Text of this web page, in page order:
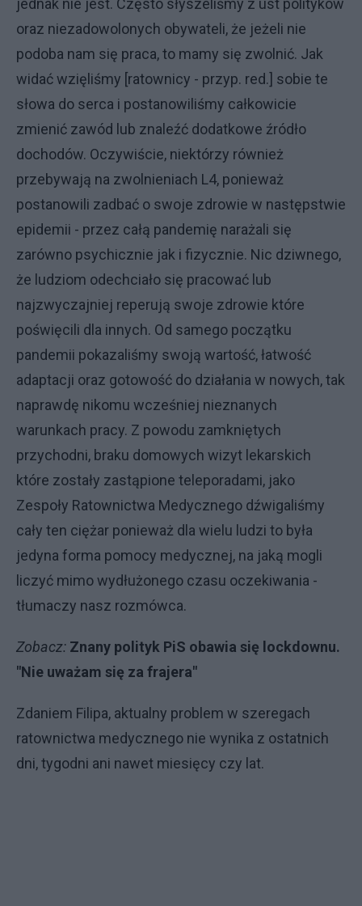
jednak nie jest. Często słyszeliśmy z ust polityków
oraz niezadowolonych obywateli, że jeżeli nie
podoba nam się praca, to mamy się zwolnić. Jak
widać wzięliśmy [ratownicy - przyp. red.] sobie te
słowa do serca i postanowiliśmy całkowicie
zmienić zawód lub znaleźć dodatkowe źródło
dochodów. Oczywiście, niektórzy również
przebywają na zwolnieniach L4, ponieważ
postanowili zadbać o swoje zdrowie w następstwie
epidemii - przez całą pandemię narażali się
zarówno psychicznie jak i fizycznie. Nic dziwnego,
że ludziom odechciało się pracować lub
najzwyczajniej reperują swoje zdrowie które
poświęcili dla innych. Od samego początku
pandemii pokazaliśmy swoją wartość, łatwość
adaptacji oraz gotowość do działania w nowych, tak
naprawdę nikomu wcześniej nieznanych
warunkach pracy. Z powodu zamkniętych
przychodni, braku domowych wizyt lekarskich
które zostały zastąpione teleporadami, jako
Zespoły Ratownictwa Medycznego dźwigaliśmy
cały ten ciężar ponieważ dla wielu ludzi to była
jedyna forma pomocy medycznej, na jaką mogli
liczyć mimo wydłużonego czasu oczekiwania -
tłumaczy nasz rozmówca.
Zobacz: Znany polityk PiS obawia się lockdownu.
"Nie uważam się za frajera"
Zdaniem Filipa, aktualny problem w szeregach
ratownictwa medycznego nie wynika z ostatnich
dni, tygodni ani nawet miesięcy czy lat.